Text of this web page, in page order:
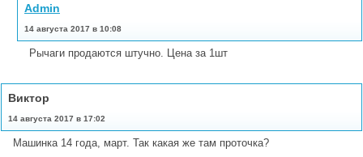
Admin
14 августа 2017 в 10:08
Рычаги продаются штучно. Цена за 1шт
Виктор
14 августа 2017 в 17:02
Машинка 14 года, март. Так какая же там проточка?